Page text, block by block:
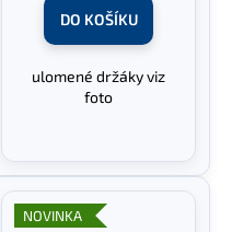
DO KOŠÍKU
ulomené držáky viz
foto
NOVINKA